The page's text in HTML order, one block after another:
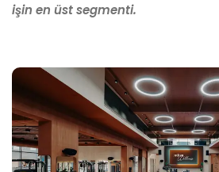
işin en üst segmenti.